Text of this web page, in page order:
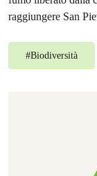
raggiungere San
#Biodiversità